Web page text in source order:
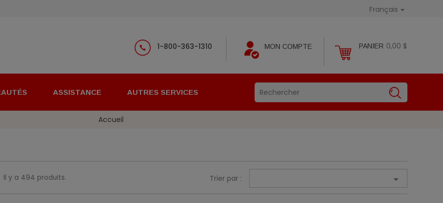
Français 
PANIER 0,00 $
MON COMPTE
1-800-363-1310
ASSISTANCE AUTRES SERVICES
Accueil
Il y a 494 produits. Trier par : 